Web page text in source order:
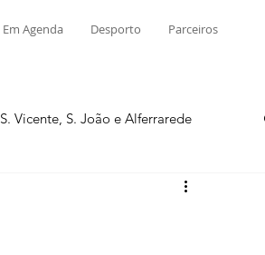
Em Agenda Desporto Parceiros
S. Vicente, S. João e Alferrarede